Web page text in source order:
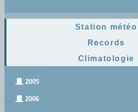
Station météo
Records
Climatologie
2005
2006